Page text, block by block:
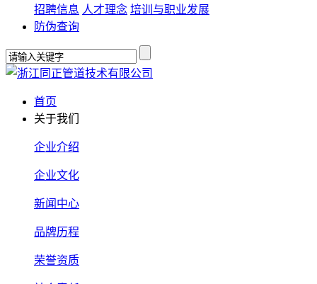
招聘信息 人才理念 培训与职业发展
防伪查询
首页
关于我们
企业介绍
企业文化
新闻中心
品牌历程
荣誉资质